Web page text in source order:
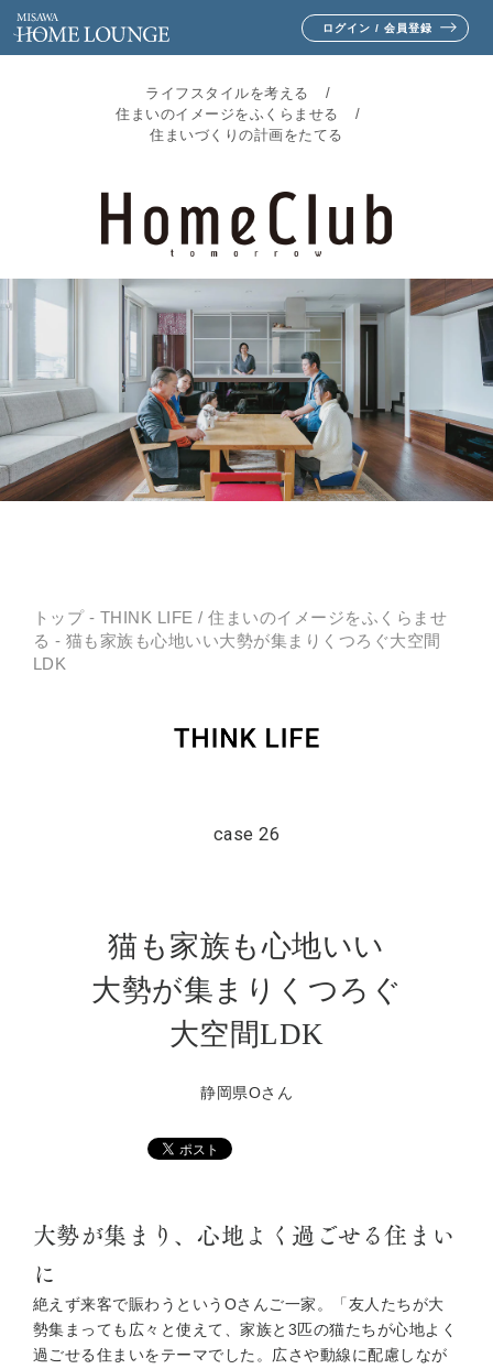
ログイン / 会員登録
ライフスタイルを考える
住まいのイメージをふくらませる
住まいづくりの計画をたてる
トップ- THINK LIFE /住まいのイメージをふくらませ
る - 猫も家族も心地いい大勢が集まりくつろぐ大空間
LDK
case 26
猫も家族も心地いい
大勢が集まりくつろぐ
大空間LDK
静岡県Oさん
大勢が集まり、心地よく過ごせる住まい
に
絶えず来客で賑わうというOさんご一家。「友人たちが大
勢集まっても広々と使えて、家族と3匹の猫たちが心地よく
過ごせる住まいをテーマでした。広さや動線に配慮しなが